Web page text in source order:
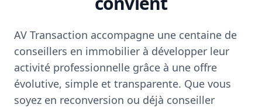
AV Transaction accompagne une centaine de
conseillers en immobilier à développer leur
activité professionnelle grâce à une offre
évolutive, simple et transparente. Que vous
soyez en reconversion ou déjà conseiller